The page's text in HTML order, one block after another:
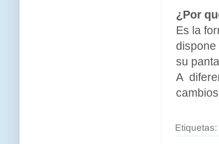
¿Por
Es la
su
A
Etiquetas: